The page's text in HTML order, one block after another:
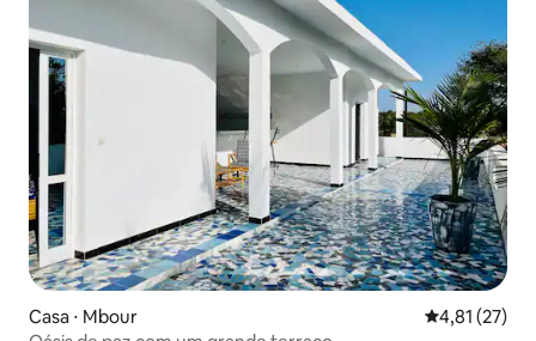
Casa ⋅ Mbour 4,81 de uma
4,81 (27)